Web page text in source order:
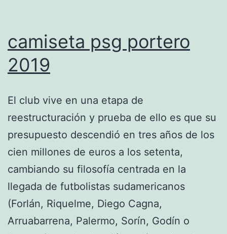
camiseta psg portero
2019
El club vive en una etapa de
reestructuración y prueba de ello es que su
presupuesto descendió en tres años de los
cien millones de euros a los setenta,
cambiando su filosofía centrada en la
llegada de futbolistas sudamericanos
(Forlán, Riquelme, Diego Cagna,
Arruabarrena, Palermo, Sorín, Godín o